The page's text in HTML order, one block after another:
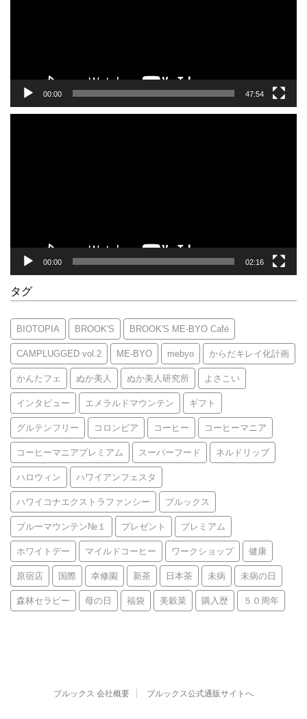
00:00 47:54
00:00 02:16
タグ
BIOTOPIA BROOK'S BROOK'S ME-BYO Café
CAMPLUGGED vol.2 ME-BYO mebyo からだキレイ化計画
かんたフェ ぬか美人 ぬか美人研究所 よさこい
インタビュー エメラルドマウンテン ギフト
グルテンフリー コロンビア コーヒー コーヒーマニア
コーヒーマニアプレミアム スーパーフード ネルドリップ
ハロウィン ハワイアンフェスタ
ハワイコナエクストラファンシー ブルックス
ブルーマウンテン№１ プレゼント プレミアム
ホワイトデー マイルドコーヒー ワークショップ 健康
原宿店 国際 幸修園 新茶 日本茶 未病 未病の日
森林セラピー 母の日 福袋 美穀菜 購入歴 ５０周年
ブルックス 会社概要 ブルックス公式通販サイトへ